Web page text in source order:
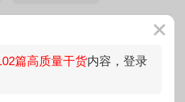
考时，会发现自己的答题时间有点不
以节省答题时间的作答技巧。
篇高质量干货内容，登录